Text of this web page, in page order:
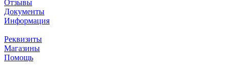
Отзывы
Документы
Информация
Реквизиты
Магазины
Помощь